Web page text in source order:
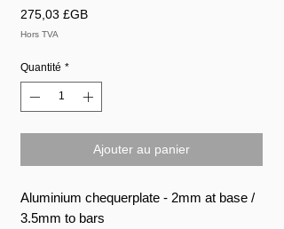
275,03 £GBPrix
Hors TVA
Quantité *
Ajouter au panier
Aluminium chequerplate - 2mm at base /
3.5mm to bars